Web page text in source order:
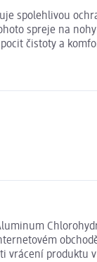
spolehlivou
spreje na
čistoty a
vrácení produktu